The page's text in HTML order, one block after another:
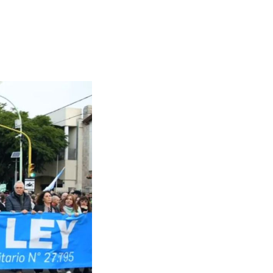
y el
Estado
continuará
la
de
del
para la